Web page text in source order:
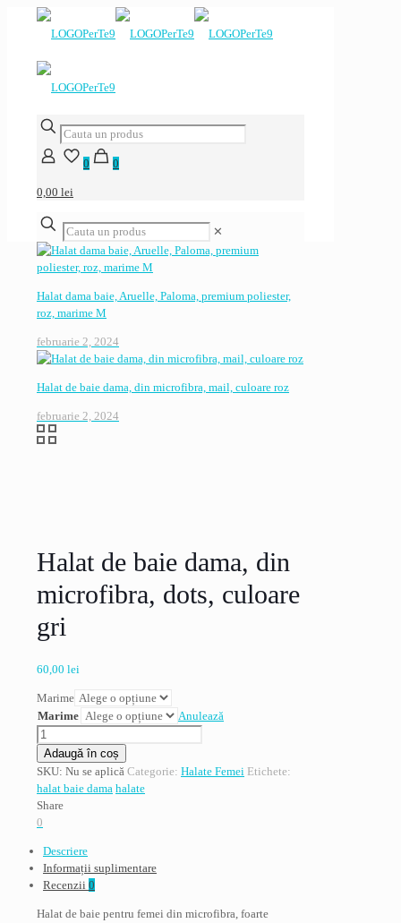
0 0
0,00 lei
✕
Halat dama baie, Aruelle, Paloma, premium poliester,
roz, marime M
februarie 2, 2024
Halat de baie dama, din microfibra, mail, culoare roz
februarie 2, 2024
Halat de baie dama, din
microfibra, dots, culoare
gri
60,00 lei
Marime
Marime
Anulează
Cantitate
Halat
de
baie
dama,
din
dots,
culoare
gri
Adaugă în coș
SKU: Nu se aplică Categorie: Halate Femei Etichete:
halat baie dama halate
Share
0
Descriere
Informații suplimentare
Recenzii 0
Halat de baie pentru femei din microfibra, foarte